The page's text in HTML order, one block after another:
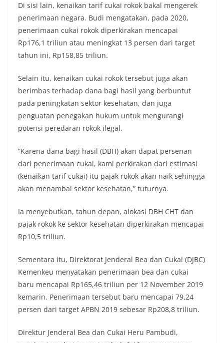
Di sisi lain, kenaikan tarif cukai rokok bakal mengerek
penerimaan negara. Budi mengatakan, pada 2020,
penerimaan cukai rokok diperkirakan mencapai
Rp176,1 triliun atau meningkat 13 persen dari target
tahun ini, Rp158,85 triliun.
Selain itu, kenaikan cukai rokok tersebut juga akan
berimbas terhadap dana bagi hasil yang berbuntut
pada peningkatan sektor kesehatan, dan juga
penguatan penegakan hukum untuk mengurangi
potensi peredaran rokok ilegal.
“Karena dana bagi hasil (DBH) akan dapat persenan
dari penerimaan cukai, kami perkirakan dari estimasi
(kenaikan tarif cukai) itu pajak rokok akan naik sehingga
akan menambal sektor kesehatan,” tuturnya.
Ia menyebutkan, tahun depan, alokasi DBH CHT dan
pajak rokok ke sektor kesehatan diperkirakan mencapai
Rp10,5 triliun.
Sementara itu, Direktorat Jenderal Bea dan Cukai (DJBC)
Kemenkeu menyatakan penerimaan bea dan cukai
baru mencapai Rp165,46 triliun per 12 November 2019
kemarin. Penerimaan tersebut baru mencapai 79,24
persen dari target APBN 2019 sebesar Rp208,8 triliun.
Direktur Jenderal Bea dan Cukai Heru Pambudi,